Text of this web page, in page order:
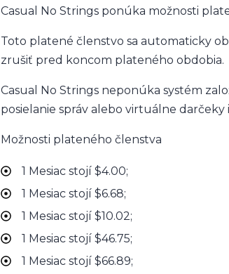
Casual No Strings ponúka možnosti
Toto platené členstvo sa automaticky
zrušiť pred koncom plateného obdobia.
Casual No Strings neponúka systém
posielanie správ alebo virtuálne
Možnosti plateného členstva
1 Mesiac stojí $4.00;
1 Mesiac stojí $6.68;
1 Mesiac stojí $10.02;
1 Mesiac stojí $46.75;
1 Mesiac stojí $66.89;